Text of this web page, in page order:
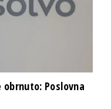
Poslovna